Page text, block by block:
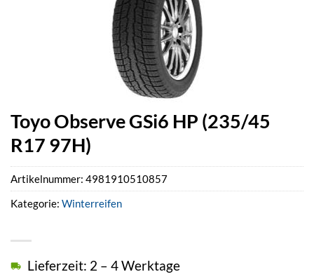
Toyo Observe GSi6 HP (235/45
R17 97H)
Lieferzeit: 2 – 4 Werktage
Artikelnummer: 4981910510857
Kategorie: Winterreifen